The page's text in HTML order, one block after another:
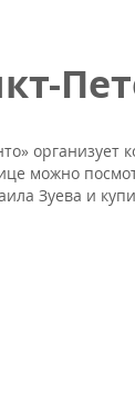
организует
можно
Зуева и